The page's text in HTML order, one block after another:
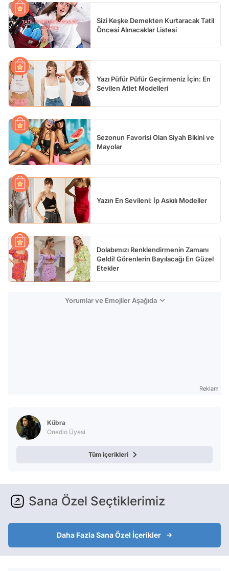
Sizi Keşke Demekten Kurtaracak Tatil
Öncesi Alınacaklar Listesi
Yazı Püfür Püfür Geçirmeniz İçin: En
Sevilen Atlet Modelleri
Sezonun Favorisi Olan Siyah Bikini ve
Mayolar
Yazın En Sevileni: İp Askılı Modeller
Dolabımızı Renklendirmenin Zamanı
Geldi! Görenlerin Bayılacağı En Güzel
Etekler
Yorumlar ve Emojiler Aşağıda
Reklam
Kübra
Onedio Üyesi
Tüm içerikleri
Sana Özel Seçtiklerimiz
Daha Fazla Sana Özel İçerikler